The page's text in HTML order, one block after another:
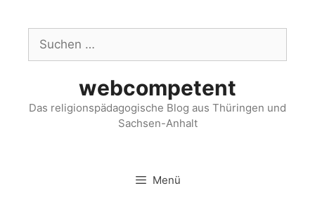
webcompetent
Das religionspädagogische Blog aus Thüringen und
Sachsen-Anhalt
Menü